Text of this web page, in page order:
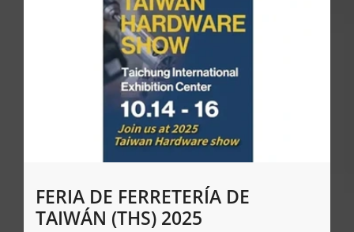
FERIA DE FERRETERÍA DE
TAIWÁN (THS) 2025